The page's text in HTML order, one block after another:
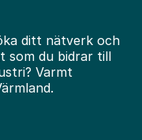
ditt nätverk och
som du bidrar till
Varmt